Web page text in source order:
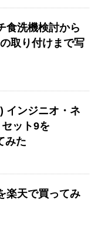
食洗機検討から
取り付けまで写
インジニオ・ネ
ット9を
みた
楽天で買ってみ